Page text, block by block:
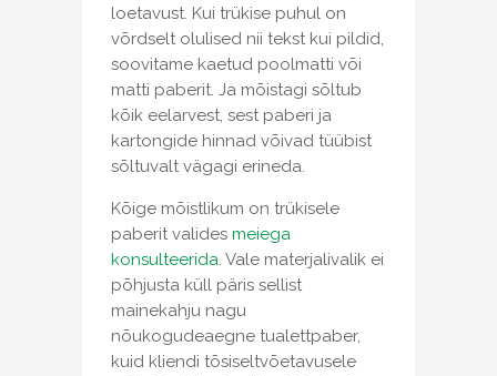
loetavust. Kui trükise puhul on
võrdselt olulised nii tekst kui pildid,
soovitame kaetud poolmatti või
matti paberit. Ja mõistagi sõltub
kõik eelarvest, sest paberi ja
kartongide hinnad võivad tüübist
sõltuvalt vägagi erineda.
Kõige mõistlikum on trükisele
paberit valides meiega
konsulteerida. Vale materjalivalik ei
põhjusta küll päris sellist
mainekahju nagu
nõukogudeaegne tualettpaber,
kuid kliendi tõsiseltvõetavusele